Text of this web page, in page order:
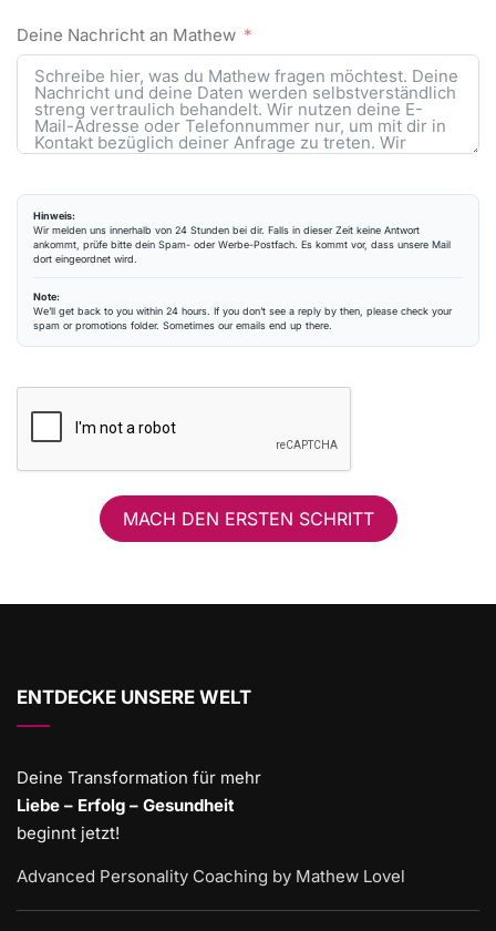
Deine Nachricht an Mathew
Hinweis:
Wir melden uns innerhalb von 24 Stunden bei dir. Falls in dieser Zeit keine Antwort
ankommt, prüfe bitte dein Spam- oder Werbe-Postfach. Es kommt vor, dass unsere Mail
dort eingeordnet wird.
Note:
We’ll get back to you within 24 hours. If you don’t see a reply by then, please check your
spam or promotions folder. Sometimes our emails end up there.
MACH DEN ERSTEN SCHRITT
ENTDECKE UNSERE WELT
Deine Transformation für mehr
Liebe – Erfolg – Gesundheit
beginnt jetzt!
Advanced Personality Coaching by Mathew Lovel